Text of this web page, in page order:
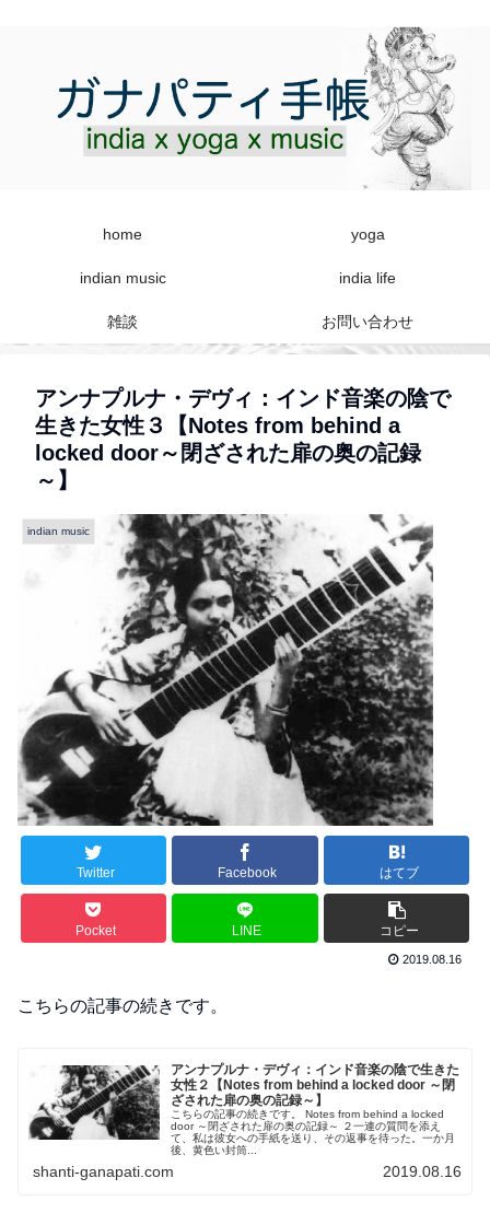
home yoga
indian music india life
雑談 お問い合わせ
アンナプルナ・デヴィ：インド音楽の陰で
生きた女性３【Notes from behind a
locked door～閉ざされた扉の奥の記録
～】
indian music
Twitter Facebook はてブ
Pocket LINE コピー
2019.08.16
こちらの記事の続きです。
アンナプルナ・デヴィ：インド音楽の陰で生きた
女性２【Notes from behind a locked door ～閉
ざされた扉の奥の記録～】
こちらの記事の続きです。 Notes from behind a locked
door ～閉ざされた扉の奥の記録～ ２一連の質問を添え
て、私は彼女への手紙を送り、その返事を待った。一か月
後、黄色い封筒...
shanti-ganapati.com 2019.08.16